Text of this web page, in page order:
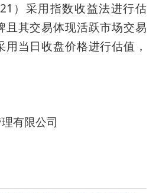
）采用指数收益法进行估
且其交易体现活跃市场交易
当日收盘价格进行估值，
有限公司